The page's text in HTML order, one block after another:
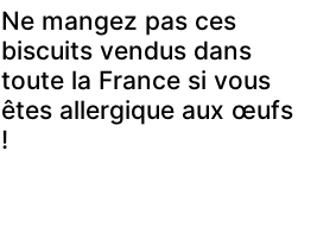
Ne mangez pas ces
biscuits vendus dans
toute la France si vous
êtes allergique aux œufs
!